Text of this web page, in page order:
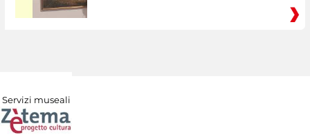
Servizi museali